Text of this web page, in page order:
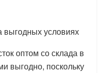
выгодных условиях
оптом со склада в
выгодно, поскольку